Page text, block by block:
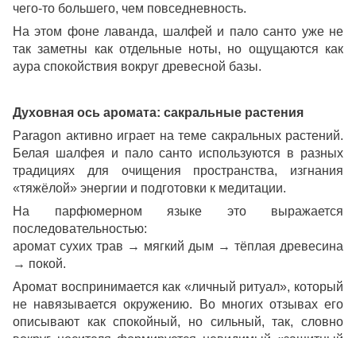
чего-то большего, чем повседневность.
На этом фоне лаванда, шалфей и пало санто уже не
так заметны как отдельные ноты, но ощущаются как
аура спокойствия вокруг древесной базы.
Духовная ось аромата: сакральные растения
Paragon активно играет на теме сакральных растений.
Белая шалфея и пало санто используются в разных
традициях для очищения пространства, изгнания
«тяжёлой» энергии и подготовки к медитации.
На парфюмерном языке это выражается
последовательностью:
аромат сухих трав → мягкий дым → тёплая древесина
→ покой.
Аромат воспринимается как «личный ритуал», который
не навязывается окружению. Во многих отзывах его
описывают как спокойный, но сильный, так, словно